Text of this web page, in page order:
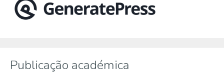
Publicação académica